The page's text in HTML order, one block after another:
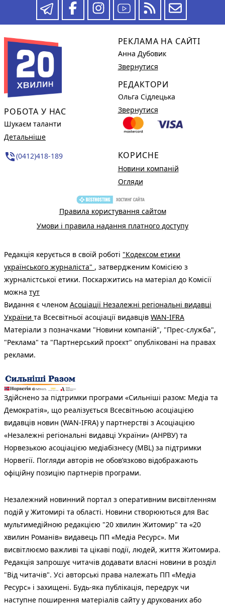
РОБОТА У НАС
Шукаєм таланти
Детальніше
phone_in_talk(0412)418-189
РЕКЛАМА НА САЙТІ
Анна Дубовик
Звернутися
РЕДАКТОРИ
Ольга Сідлецька
Звернутися
КОРИСНЕ
Новини компаній
Огляди
Правила користування сайтом
Умови і правила надання платного доступу
Редакція керується в своїй роботі "Кодексом етики
українського журналіста" , затвердженим Комісією з
журналістської етики. Поскаржитись на матеріал до Комісії
можна тут
Видання є членом Асоціації Незалежні регіональні видавці
України та Всесвітньої асоціації видавців WAN-IFRA
Матеріали з позначками "Новини компаній", "Прес-служба",
"Реклама" та "Партнерський проєкт" опубліковані на правах
реклами.
Здійснено за підтримки програми «Сильніші разом: Медіа та
Демократія», що реалізується Всесвітньою асоціацією
видавців новин (WAN-IFRA) у партнерстві з Асоціацією
«Незалежні регіональні видавці України» (АНРВУ) та
Норвезькою асоціацією медіабізнесу (MBL) за підтримки
Норвегії. Погляди авторів не обов’язково відображають
офіційну позицію партнерів програми.
Незалежний новинний портал з оперативним висвітленням
подій у Житомирі та області. Новини створюються для Вас
мультимедійною редакцією "20 хвилин Житомир" та «20
хвилин Романів» видавець ПП «Медіа Ресурс». Ми
висвітлюємо важливі та цікаві події, людей, життя Житомира.
Редакція запрошує читачів додавати власні новини в розділ
"Від читачів". Усі авторські права належать ПП «Медіа
Ресурс» і захищені. Будь-яка публiкацiя, передрук чи
наступне поширення матеріалів сайту у друкованих або